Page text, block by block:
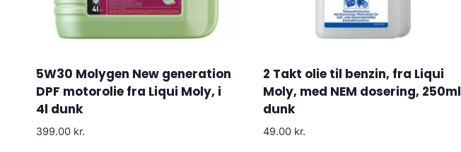
5W30 Molygen New generation
DPF motorolie fra Liqui Moly, i
4l dunk
399.00 kr.
2 Takt olie til benzin, fra Liqui
Moly, med NEM dosering, 250ml
dunk
49.00 kr.